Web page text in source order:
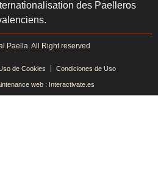
des Paelleros
Paella. All Right reserved
de Cookies Condiciones de Uso
web : Interactivate.es